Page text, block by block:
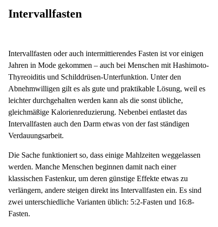
Intervallfasten
Intervallfasten oder auch intermittierendes Fasten ist vor einigen
Jahren in Mode gekommen – auch bei Menschen mit Hashimoto-
Thyreoiditis und Schilddrüsen-Unterfunktion. Unter den
Abnehmwilligen gilt es als gute und praktikable Lösung, weil es
leichter durchgehalten werden kann als die sonst übliche,
gleichmäßige Kalorienreduzierung. Nebenbei entlastet das
Intervallfasten auch den Darm etwas von der fast ständigen
Verdauungsarbeit.
Die Sache funktioniert so, dass einige Mahlzeiten weggelassen
werden. Manche Menschen beginnen damit nach einer
klassischen Fastenkur, um deren günstige Effekte etwas zu
verlängern, andere steigen direkt ins Intervallfasten ein. Es sind
zwei unterschiedliche Varianten üblich: 5:2-Fasten und 16:8-
Fasten.